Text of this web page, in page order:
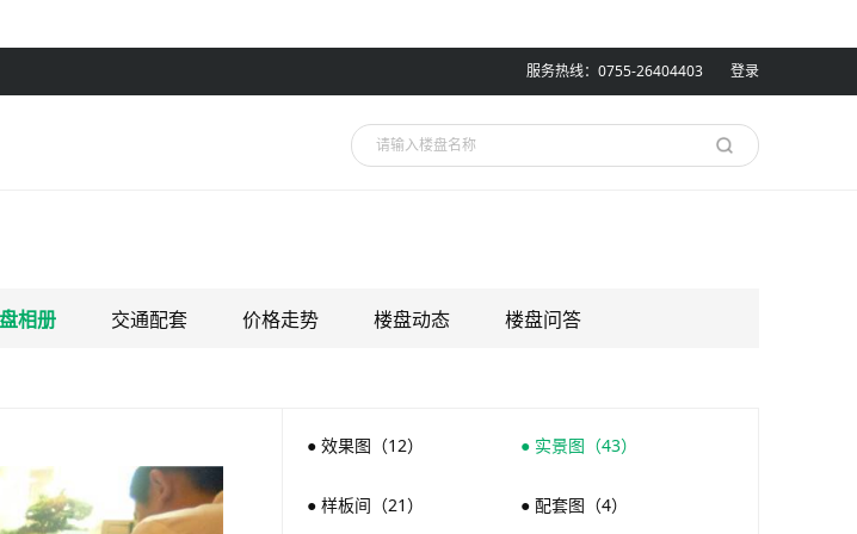
服务热线：0755-26404403 登录
相册 交通配套 价格走势 楼盘动态 楼盘问答
● 效果图（12） ● 实景图（43）
● 样板间（21） ● 配套图（4）